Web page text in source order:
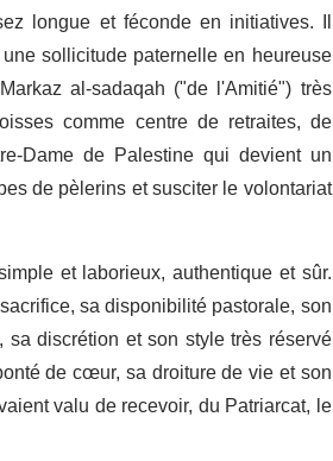
longue et féconde en initiatives. Il
sollicitude paternelle en heureuse
al-sadaqah ("de l'Amitié") très
comme centre de retraites, de
Dame de Palestine qui devient un
de pèlerins et susciter le volontariat
et laborieux, authentique et sûr.
sa disponibilité pastorale, son
discrétion et son style très réservé
de cœur, sa droiture de vie et son
valu de recevoir, du Patriarcat, le